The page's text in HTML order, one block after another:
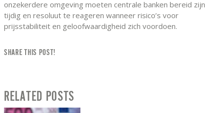
onzekerdere omgeving moeten centrale banken bereid zijn
tijdig en resoluut te reageren wanneer risico’s voor
prijsstabiliteit en geloofwaardigheid zich voordoen.
SHARE THIS POST!
RELATED POSTS